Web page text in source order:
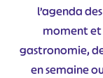
l’agenda des
moment et
gastronomie,
en semaine